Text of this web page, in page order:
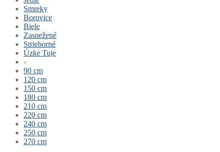
Smreky
Borovice
Biele
Zasnežené
Strieborné
Úzke Tuje
-
90 cm
120 cm
150 cm
180 cm
210 cm
220 cm
240 cm
250 cm
270 cm